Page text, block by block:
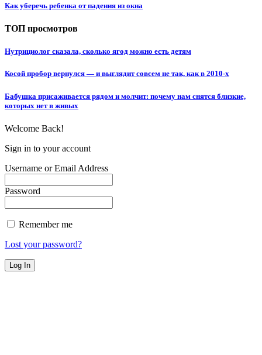
Как уберечь ребенка от падения из окна
ТОП просмотров
Нутрициолог сказала, сколько ягод можно есть детям
Косой пробор вернулся — и выглядит совсем не так, как в 2010-х
Бабушка присаживается рядом и молчит: почему нам снятся близкие,
которых нет в живых
Welcome Back!
Sign in to your account
Username or Email Address
Password
Remember me
Lost your password?